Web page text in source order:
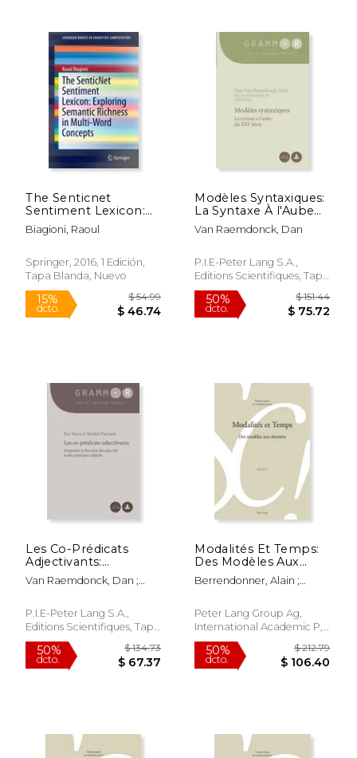
50%
dcto. $ 34.77
50%
dcto.
$ 44.20
15%
dcto.
The Senticnet
Sentiment Lexicon:
Exploring Semantic
Richness in Multi-
Inglés)
Biagioni, Raoul
Springer, 2016, 1 Edición,
Tapa Blanda, Nuevo
Modèles Syntaxiques:
La Syntaxe À l'Aube
Du Xxie Siècle (en
Francés)
Van Raemdonck, Dan
P.I.E-Peter Lang S.A.,
Editions Scientifiques, Tapa
Blanda, Nuevo
Les Co-Prédicats
Adjectivants:
Propriétés Et
Fonction Des
Participes Adjoints
(en Francés)
Van Raemdonck, Dan ;
P.I.E-Peter Lang S.A.,
Editions Scientifiques, Tapa
Blanda, Nuevo
Modalités Et Temps:
Des Modèles Aux
Données (en Francés)
Berrendonner, Alain ;
Alda
Peter Lang Group Ag,
International Academic P,
Tapa Blanda, Nuevo